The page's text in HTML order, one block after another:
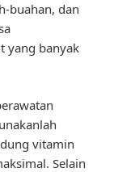
buahan, dan
yang banyak
vitamin
Selain